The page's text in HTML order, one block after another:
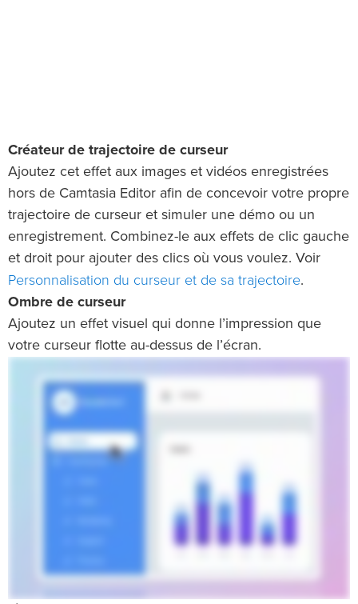
Créateur de trajectoire de curseur
Ajoutez cet effet aux images et vidéos enregistrées
hors de Camtasia Editor afin de concevoir votre propre
trajectoire de curseur et simuler une démo ou un
enregistrement. Combinez-le aux effets de clic gauche
et droit pour ajouter des clics où vous voulez. Voir
Personnalisation du curseur et de sa trajectoire.
Ombre de curseur
Ajoutez un effet visuel qui donne l’impression que
votre curseur flotte au-dessus de l’écran.